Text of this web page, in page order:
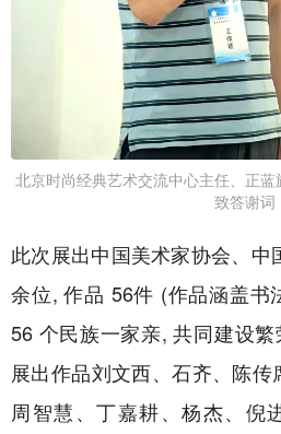
北京时尚经典艺术交流中心主任、正
致答谢词
此次展出中国美术家协会、中
余位, 作品 56件 (作品涵盖书
56 个民族一家亲, 共同建设
展出作品刘文西、石齐、陈传
周智慧、丁嘉耕、杨杰、倪